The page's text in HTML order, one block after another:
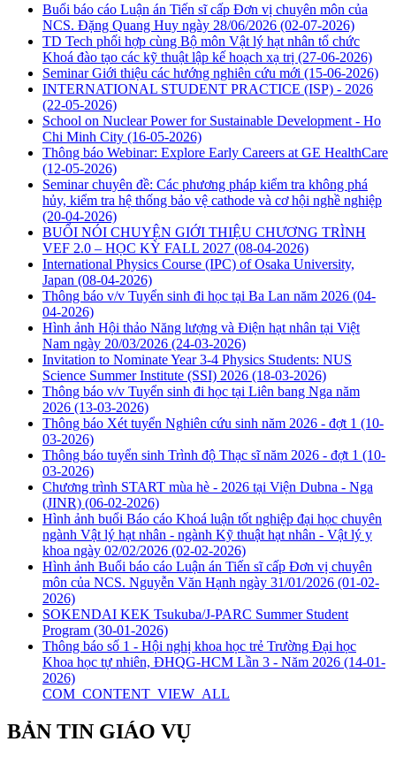
Buổi báo cáo Luận án Tiến sĩ cấp Đơn vị chuyên môn của
NCS. Đặng Quang Huy ngày 28/06/2026 (02-07-2026)
TD Tech phối hợp cùng Bộ môn Vật lý hạt nhân tổ chức
Khoá đào tạo các kỹ thuật lập kế hoạch xạ trị (27-06-2026)
Seminar Giới thiệu các hướng nghiên cứu mới (15-06-2026)
INTERNATIONAL STUDENT PRACTICE (ISP) - 2026
(22-05-2026)
School on Nuclear Power for Sustainable Development - Ho
Chi Minh City (16-05-2026)
Thông báo Webinar: Explore Early Careers at GE HealthCare
(12-05-2026)
Seminar chuyên đề: Các phương pháp kiểm tra không phá
hủy, kiểm tra hệ thống bảo vệ cathode và cơ hội nghề nghiệp
(20-04-2026)
BUỔI NÓI CHUYỆN GIỚI THIỆU CHƯƠNG TRÌNH
VEF 2.0 – HỌC KỲ FALL 2027 (08-04-2026)
International Physics Course (IPC) of Osaka University,
Japan (08-04-2026)
Thông báo v/v Tuyển sinh đi học tại Ba Lan năm 2026 (04-
04-2026)
Hình ảnh Hội thảo Năng lượng và Điện hạt nhân tại Việt
Nam ngày 20/03/2026 (24-03-2026)
Invitation to Nominate Year 3-4 Physics Students: NUS
Science Summer Institute (SSI) 2026 (18-03-2026)
Thông báo v/v Tuyển sinh đi học tại Liên bang Nga năm
2026 (13-03-2026)
Thông báo Xét tuyển Nghiên cứu sinh năm 2026 - đợt 1 (10-
03-2026)
Thông báo tuyển sinh Trình độ Thạc sĩ năm 2026 - đợt 1 (10-
03-2026)
Chương trình START mùa hè - 2026 tại Viện Dubna - Nga
(JINR) (06-02-2026)
Hình ảnh buổi Báo cáo Khoá luận tốt nghiệp đại học chuyên
ngành Vật lý hạt nhân - ngành Kỹ thuật hạt nhân - Vật lý y
khoa ngày 02/02/2026 (02-02-2026)
Hình ảnh Buổi báo cáo Luận án Tiến sĩ cấp Đơn vị chuyên
môn của NCS. Nguyễn Văn Hạnh ngày 31/01/2026 (01-02-
2026)
SOKENDAI KEK Tsukuba/J-PARC Summer Student
Program (30-01-2026)
Thông báo số 1 - Hội nghị khoa học trẻ Trường Đại học
Khoa học tự nhiên, ĐHQG-HCM Lần 3 - Năm 2026 (14-01-
2026)
COM_CONTENT_VIEW_ALL
BẢN TIN GIÁO VỤ